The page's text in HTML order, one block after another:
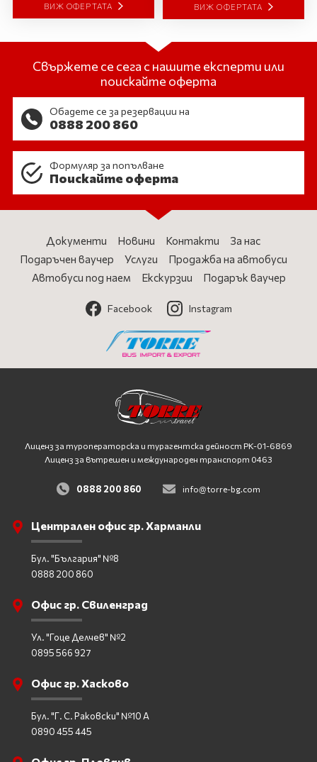
ВИЖ ОФЕРТАТА ВИЖ ОФЕРТАТА
Свържете се сега с нашите експерти или
поискайте оферта
Обадете се за резервации на
0888 200 860
Формуляр за попълване
Поискайте оферта
Документи Новини Контакти
За нас
Подаръчен ваучер
Услуги
Продажба на автобуси
Автобуси под наем
Екскурзии Подарък ваучер
Facebook Instagram
Лиценз за туроператорска и турагентска дейност PK-01-6869
Лиценз за вътрешен и международен транспорт 0463
0888 200 860 info@torre-bg.com
Централен офис гр. Харманли
Бул. "България" №8
0888 200 860
Офис гр. Свиленград
Ул. "Гоце Делчев" №2
0895 566 927
Офис гр. Хасково
Бул. "Г. С. Раковски" №10 А
0890 455 445